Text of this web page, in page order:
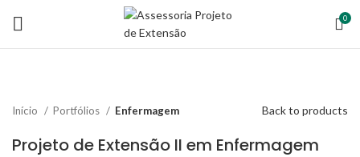
0
Início Portfólios Enfermagem Back to products
Projeto de Extensão II em Enfermagem